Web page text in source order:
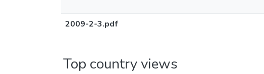
2009-2-3.pdf
Top country views